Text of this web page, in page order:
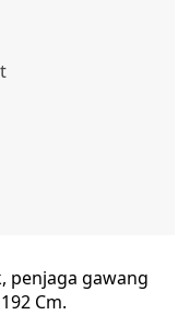
penjaga gawang
Cm.